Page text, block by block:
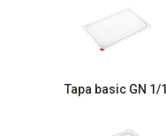
Tapa basic GN 1/1